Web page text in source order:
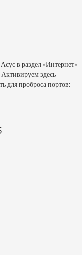
в раздел «Интернет»
Активируем здесь
для проброса портов: